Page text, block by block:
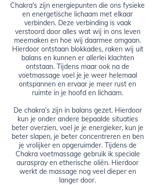
Chakra's zijn energiepunten die ons fysieke
en energetische lichaam met elkaar
verbinden. Deze verbinding is vaak
verstoord door alles wat wij in ons leven
meemaken en hoe wij daarmee omgaan.
Hierdoor ontstaan blokkades, raken wij uit
balans en kunnen er allerlei klachten
ontstaan. Tijdens maar ook na de
voetmassage voel je je weer helemaal
ontspannen en ervaar je meer rust en
ruimte in je hoofd en lichaam.
De chakra’s zijn in balans gezet. Hierdoor
kun je onder andere bepaalde situaties
beter overzien, voel je je energieker, kun je
beter slapen, je beter concentreren en ben
je vrolijker en opgeruimder. Tijdens de
Chakra voetmassage gebruik ik speciale
auraspray en etherische oliën. Hierdoor
werkt de massage nog veel dieper en
langer door.